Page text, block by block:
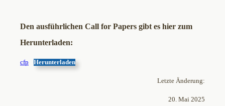
Den ausführlichen Call for Papers gibt es hier zum
Herunterladen:
cfp Herunterladen
Letzte Änderung:
20. Mai 2025